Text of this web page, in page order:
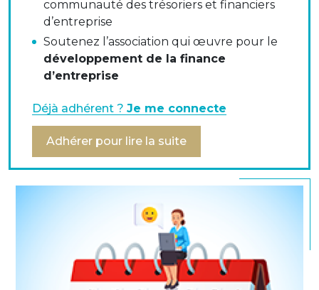
les commissions de l'AFTE vont organiser leurs
travaux : décrypter les nouvelles réglementations
pour accompagner la communauté des trésoriers
dans leur mise en oeuvre, exercer un rôle
d'influence auprès des autorités françaises et
d'entreprise et veiller à la prise en compte de leurs
intérêts.
communauté des trésoriers et financiers
d’entreprise
Soutenez l’association qui œuvre pour le
développement de la finance
d’entreprise
Déjà adhérent ? Je me connecte
Adhérer pour lire la suite